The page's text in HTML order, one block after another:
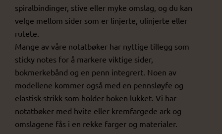
spiralbindinger, stive eller myke omslag, og du kan
velge mellom sider som er linjerte, ulinjerte eller
rutete.
Mange av våre notatbøker har nyttige tillegg som
sticky notes for å markere viktige sider,
bokmerkebånd og en penn integrert. Noen av
modellene kommer også med en pennsløyfe og
elastisk strikk som holder boken lukket. Vi har
notatbøker med hvite eller kremfargede ark og
omslagene fås i en rekke farger og materialer.